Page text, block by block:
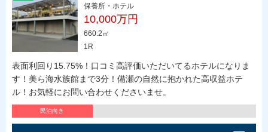
保養所・ホテル
10,000万円
660.2㎡
1R
表面利回り15.75%！口コミ高評価いただいてるホテルになりま
す！美ら海水族館まで3分！備瀬の自然に抱かれた高収益ホテ
ル！お気軽にお問い合わせくださいませ。
民泊向き